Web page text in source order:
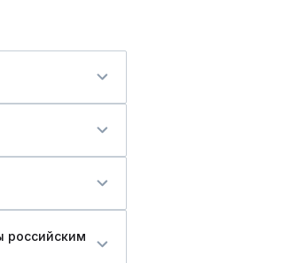
российским